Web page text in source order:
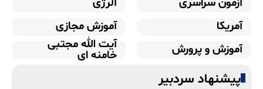
آزمون سراسری
آلرژی
آمریکا
آموزش مجازی
آموزش و پرورش
آیت الله مجتبی
خامنه ای
پیشنهاد سردبیر